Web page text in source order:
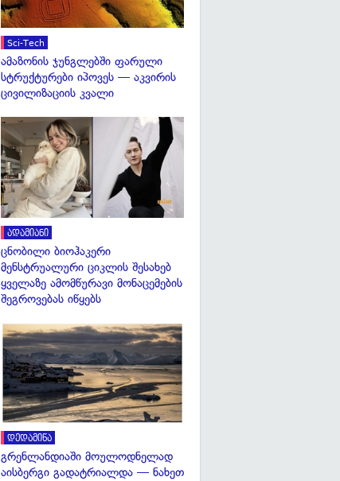
Sci-Tech
ამაზონის ჯუნგლებში ფარული
სტრუქტურები იპოვეს — აკვირის
ცივილიზაციის კვალი
ადამიანი
ცნობილი ბიოჰაკერი
მენსტრუალური ციკლის შესახებ
ყველაზე ამომწურავი მონაცემების
შეგროვებას იწყებს
დედამიწა
გრენლანდიაში მოულოდნელად
აისბერგი გადატრიალდა — ნახეთ